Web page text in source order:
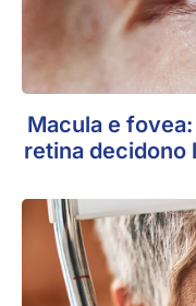
Macula e
retina decidono